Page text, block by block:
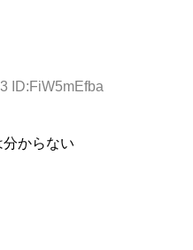
ID:FiW5mEfba
からない